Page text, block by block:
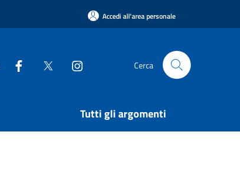
Accedi all'area personale
Cerca
Tutti gli argomenti